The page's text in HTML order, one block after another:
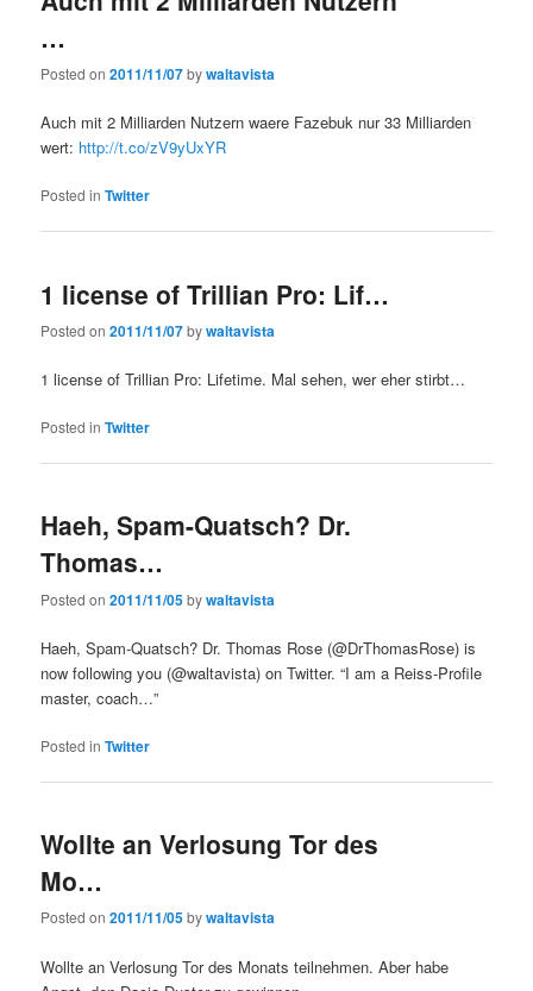
…
Posted on2011/11/07bywaltavista
Auch mit 2 Milliarden Nutzern waere Fazebuk nur 33 Milliarden
wert: http://t.co/zV9yUxYR
Posted in Twitter
1 license of Trillian Pro: Lif…
Posted on2011/11/07bywaltavista
1 license of Trillian Pro: Lifetime. Mal sehen, wer eher stirbt…
Posted in Twitter
Haeh, Spam-Quatsch? Dr.
Thomas…
Posted on2011/11/05bywaltavista
Haeh, Spam-Quatsch? Dr. Thomas Rose (@DrThomasRose) is
now following you (@waltavista) on Twitter. “I am a Reiss-Profile
master, coach…”
Posted in Twitter
Wollte an Verlosung Tor des
Mo…
Posted on2011/11/05bywaltavista
Wollte an Verlosung Tor des Monats teilnehmen. Aber habe